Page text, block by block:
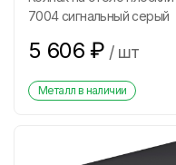
7004 сигнальный серый
5 606 ₽ / шт
Металл в наличии